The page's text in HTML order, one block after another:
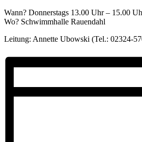
Wann? Donnerstags 13.00 Uhr – 15.00
Wo? Schwimmhalle Rauendahl
Leitung: Annette Ubowski (Tel.: 02324-